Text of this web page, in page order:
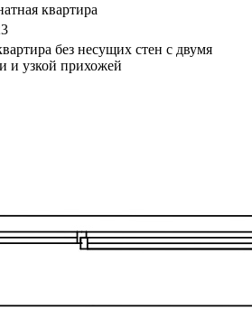
квартира
без несущих стен с двумя
и узкой прихожей